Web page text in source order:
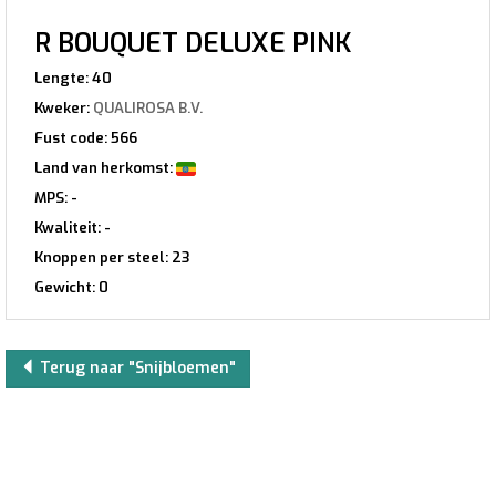
R BOUQUET DELUXE PINK
Lengte: 40
Kweker: QUALIROSA B.V.
Fust code: 566
Land van herkomst:
MPS: -
Kwaliteit: -
Knoppen per steel: 23
Gewicht: 0
Terug naar "Snijbloemen"